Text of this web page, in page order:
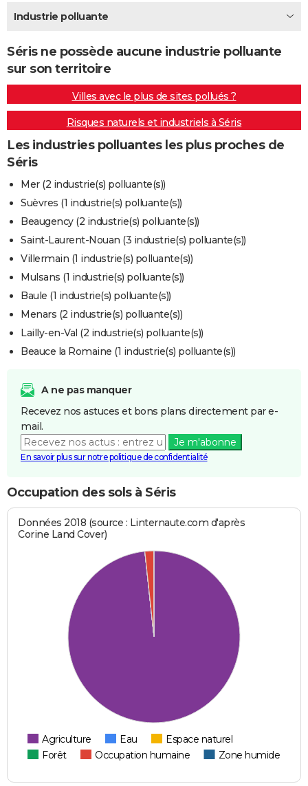
Destinations
City break
Voyage nature
Voyage de noces
Forum
Climat
+PHOTO
GUIDES D'ACHAT
BONS PLANS
CARTE DE VOEUX
Carte de Noël
Carte Bonne année
Carte Saint-Valentin
Carte d'anniversaire
DICTIONNAIRE
Dictionnaire
Biographies
Citations
Expressions
Proverbes
PROGRAMME TV
COPAINS D'AVANT
S'inscrire
Se connecter
Lycées
Collèges
Primaires
Universités
Entreprises
Service militaire
Avis de recherche
AVIS DE DÉCÈS
FORUM
Bricolage
Lifestyle
Culture
Sport
Auto
Television
Voyage
Cinema
Industrie polluante
Séris ne possède aucune industrie polluante
sur son territoire
Villes avec le plus de sites pollués ?
Risques naturels et industriels à Séris
Les industries polluantes les plus proches de
Séris
Mer (2 industrie(s) polluante(s))
Suèvres (1 industrie(s) polluante(s))
Beaugency (2 industrie(s) polluante(s))
Saint-Laurent-Nouan (3 industrie(s) polluante(s))
Villermain (1 industrie(s) polluante(s))
Mulsans (1 industrie(s) polluante(s))
Baule (1 industrie(s) polluante(s))
Menars (2 industrie(s) polluante(s))
Lailly-en-Val (2 industrie(s) polluante(s))
Beauce la Romaine (1 industrie(s) polluante(s))
A ne pas manquer
Recevez nos astuces et bons plans directement par e-
mail.
Je m'abonne
En savoir plus sur notre politique de confidentialité
Occupation des sols à Séris
Données 2018 (source : Linternaute.com d'après
Corine Land Cover)
Agriculture Eau
Espace naturel
Forêt
Occupation humaine Zone humide